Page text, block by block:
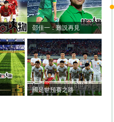
邵佳一：難説再見
國足世預賽之路